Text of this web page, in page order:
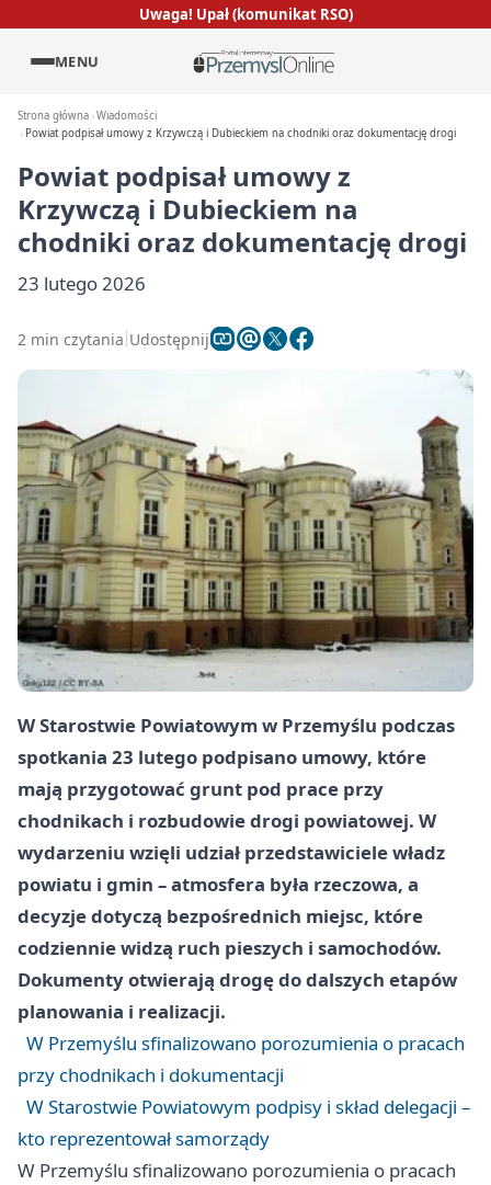
Uwaga! Upał (komunikat RSO)
MENU
Strona główna Wiadomości
Powiat podpisał umowy z Krzywczą i Dubieckiem na chodniki oraz dokumentację drogi
Powiat podpisał umowy z
Krzywczą i Dubieckiem na
chodniki oraz dokumentację drogi
23 lutego 2026
2 min czytania Udostępnij
W Starostwie Powiatowym w Przemyślu podczas
spotkania 23 lutego podpisano umowy, które
mają przygotować grunt pod prace przy
chodnikach i rozbudowie drogi powiatowej. W
wydarzeniu wzięli udział przedstawiciele władz
powiatu i gmin – atmosfera była rzeczowa, a
decyzje dotyczą bezpośrednich miejsc, które
codziennie widzą ruch pieszych i samochodów.
Dokumenty otwierają drogę do dalszych etapów
planowania i realizacji.
W Przemyślu sfinalizowano porozumienia o pracach
przy chodnikach i dokumentacji
W Starostwie Powiatowym podpisy i skład delegacji –
kto reprezentował samorządy
W Przemyślu sfinalizowano porozumienia o pracach